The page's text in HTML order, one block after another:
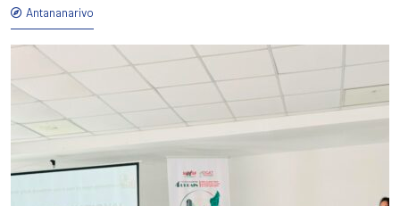
Antananarivo